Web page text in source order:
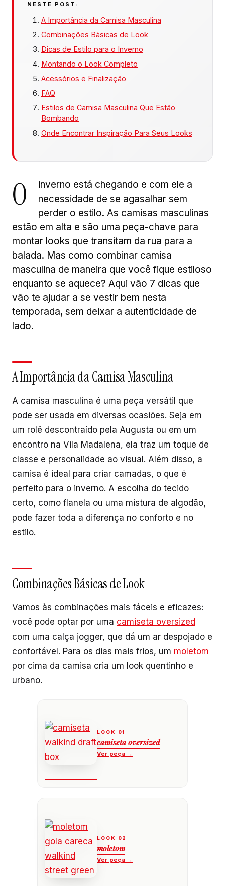
NESTE POST:
A Importância da Camisa Masculina
Combinações Básicas de Look
Dicas de Estilo para o Inverno
Montando o Look Completo
Acessórios e Finalização
FAQ
Estilos de Camisa Masculina Que Estão
Bombando
Onde Encontrar Inspiração Para Seus Looks
O
inverno está chegando e com ele a
necessidade de se agasalhar sem
perder o estilo. As camisas masculinas
estão em alta e são uma peça-chave para
montar looks que transitam da rua para a
balada. Mas como combinar camisa
masculina de maneira que você fique estiloso
enquanto se aquece? Aqui vão 7 dicas que
vão te ajudar a se vestir bem nesta
temporada, sem deixar a autenticidade de
lado.
A Importância da Camisa Masculina
A camisa masculina é uma peça versátil que
pode ser usada em diversas ocasiões. Seja em
um rolê descontraído pela Augusta ou em um
encontro na Vila Madalena, ela traz um toque de
classe e personalidade ao visual. Além disso, a
camisa é ideal para criar camadas, o que é
perfeito para o inverno. A escolha do tecido
certo, como flanela ou uma mistura de algodão,
pode fazer toda a diferença no conforto e no
estilo.
Combinações Básicas de Look
Vamos às combinações mais fáceis e eficazes:
você pode optar por uma camiseta oversized
com uma calça jogger, que dá um ar despojado e
confortável. Para os dias mais frios, um moletom
por cima da camisa cria um look quentinho e
urbano.
camiseta oversized
moletom